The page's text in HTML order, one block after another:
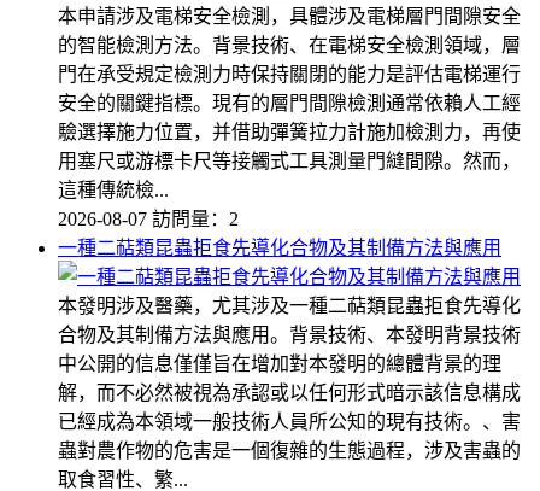
本申請涉及電梯安全檢測，具體涉及電梯層門間隙安全
的智能檢測方法。背景技術、在電梯安全檢測領域，層
門在承受規定檢測力時保持關閉的能力是評估電梯運行
安全的關鍵指標。現有的層門間隙檢測通常依賴人工經
驗選擇施力位置，并借助彈簧拉力計施加檢測力，再使
用塞尺或游標卡尺等接觸式工具測量門縫間隙。然而，
這種傳統檢...
2026-08-07 訪問量：2
一種二萜類昆蟲拒食先導化合物及其制備方法與應用
本發明涉及醫藥，尤其涉及一種二萜類昆蟲拒食先導化
合物及其制備方法與應用。背景技術、本發明背景技術
中公開的信息僅僅旨在增加對本發明的總體背景的理
解，而不必然被視為承認或以任何形式暗示該信息構成
已經成為本領域一般技術人員所公知的現有技術。、害
蟲對農作物的危害是一個復雜的生態過程，涉及害蟲的
取食習性、繁...